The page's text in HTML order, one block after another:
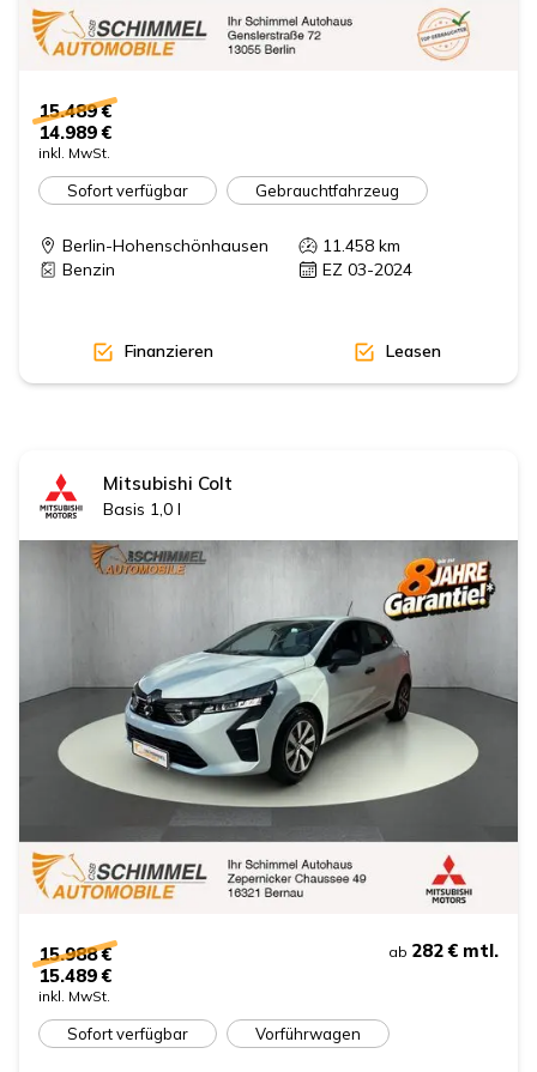
15.489 €
14.989 €
inkl. MwSt.
Sofort verfügbar Gebrauchtfahrzeug
Berlin-Hohenschönhausen 11.458 km
Benzin
EZ 03-2024
Finanzieren Leasen
Mitsubishi Colt
Basis 1,0 l
15.988 €
15.489 €
inkl. MwSt.
ab 282 € mtl.
Sofort verfügbar Vorführwagen